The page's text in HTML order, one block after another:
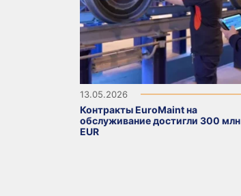
13.05.2026
Контракты EuroMaint на
обслуживание достигли 300 млн
EUR